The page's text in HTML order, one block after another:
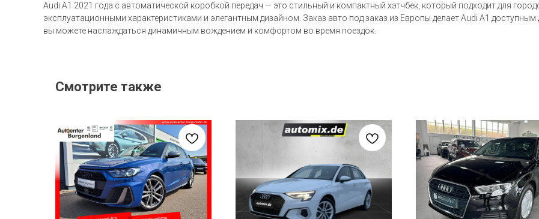
Audi A1 2021 года с автоматической коробкой передач — это стильный и компактный хэтчбек, который подходит для
эксплуатационными характеристиками и элегантным дизайном. Заказ авто под заказ из Европы делает Audi A1
вы можете наслаждаться динамичным вождением и комфортом во время поездок.
Смотрите также